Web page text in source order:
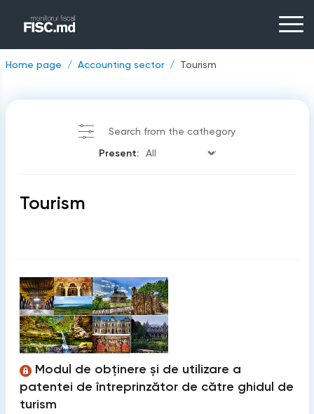
Home page Accounting sector Tourism
Search from the cathegory
Present:
Tourism
Modul de obținere și de utilizare a
patentei de întreprinzător de către ghidul de
turism